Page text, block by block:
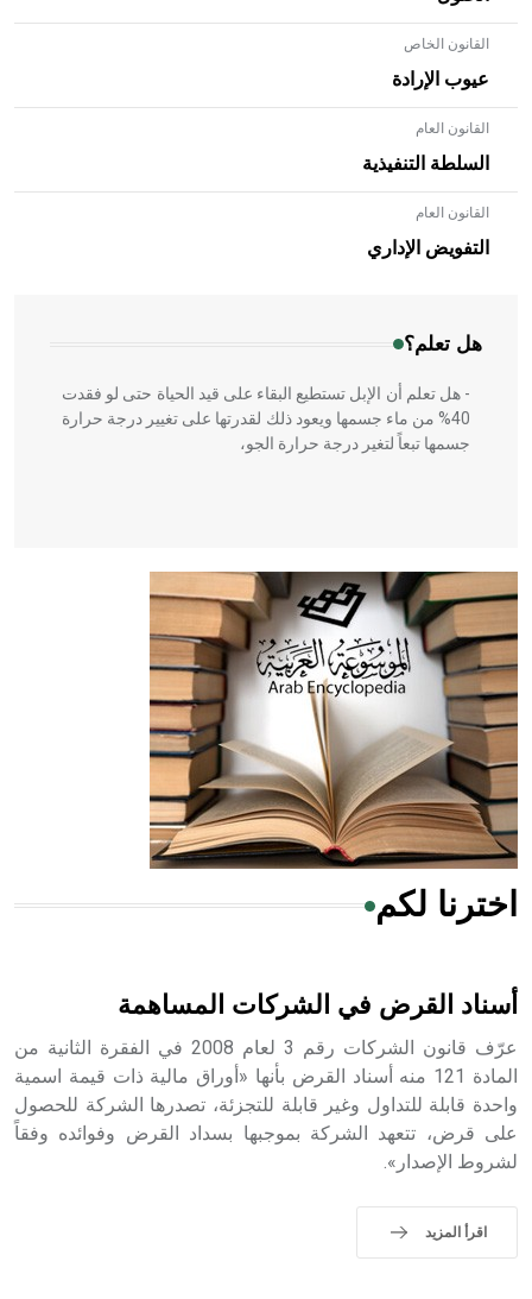
القانون الخاص
عيوب الإرادة
القانون العام
السلطة التنفيذية
القانون العام
التفويض الإداري
هل تعلم؟
- هل تعلم أن الأبلق نوع من الفنون الهندسية التي ارتبطت
بالعمارة الإسلامية في بلاد الشام ومصر خاصة، حيث يحرص
المعمار على بناء مداميكه وخاصة في الواجهات
- هل تعلم أن الإبل تستطيع البقاء على قيد الحياة حتى لو فقدت
40% من ماء جسمها ويعود ذلك لقدرتها على تغيير درجة حرارة
جسمها تبعاً لتغير درجة حرارة الجو،
- هل تعلم أن أبقراط كتب في الطب أربعة مؤلفات هي:
الحكم، الأدلة، تنظيم التغذية، ورسالته في جروح الرأس. ويعود
له الفضل بأنه حرر الطب من الدين والفلسفة.
- هل تعلم أن المرجان إفراز حيواني يتكون في البحر ويتركب
من مادة كربونات الكلسيوم، وهو أحمر أو شديد الحمرة وهو
أجود أنواعه، ويمتاز بكبر الحجم ويسمى الش
هل تعلم أن الأبسيد كلمة فرنسية اللفظ تم اعتمادها مصطلحاً
- هل تعلم أن أبجر Abgar اسم معروف جيداً يعود إلى عدد من
الملوك الذين حكموا مدينة إديسا (الرها) من أبجر الأول وحتى
التاسع، وهم ينتسبون إلى أسرة أوسروين
اخترنا لكم
أسناد القرض في الشركات المساهمة
عرّف قانون الشركات رقم 3 لعام 2008 في الفقرة الثانية من
المادة 121 منه أسناد القرض بأنها «أوراق مالية ذات قيمة اسمية
واحدة قابلة للتداول وغير قابلة للتجزئة، تصدرها الشركة للحصول
على قرض، تتعهد الشركة بموجبها بسداد القرض وفوائده وفقاً
لشروط الإصدار».
اقرأ المزيد